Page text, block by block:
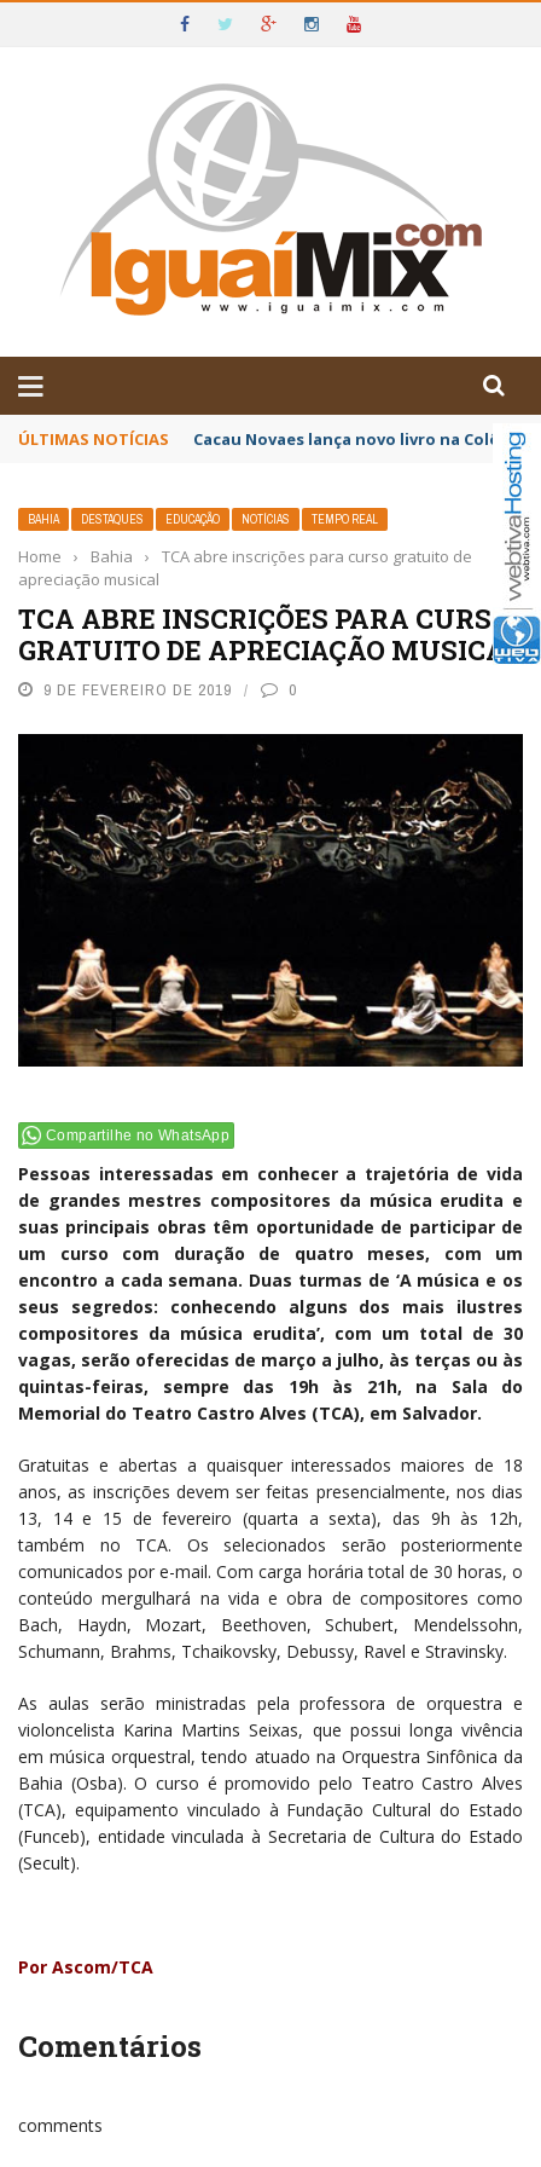
IGUAÍ E SUDOESTE DA BAHIA
ÚLTIMAS NOTÍCIAS Poetas baianos representam o Brasil no
BAHIA DESTAQUES EDUCAÇÃO NOTÍCIAS TEMPO REAL
Home › Bahia ›
TCA abre inscrições para curso gratuito de
apreciação musical
TCA ABRE INSCRIÇÕES PARA CURSO
GRATUITO DE APRECIAÇÃO MUSICAL
9 DE FEVEREIRO DE 2019 0
Compartilhe no WhatsApp
Pessoas interessadas em conhecer a trajetória de vida
de grandes mestres compositores da música erudita e
suas principais obras têm oportunidade de participar de
um curso com duração de quatro meses, com um
encontro a cada semana. Duas turmas de ‘A música e os
seus segredos: conhecendo alguns dos mais ilustres
compositores da música erudita’, com um total de 30
vagas, serão oferecidas de março a julho, às terças ou às
quintas-feiras, sempre das 19h às 21h, na Sala do
Memorial do Teatro Castro Alves (TCA), em Salvador.
Gratuitas e abertas a quaisquer interessados maiores de 18
anos, as inscrições devem ser feitas presencialmente, nos dias
13, 14 e 15 de fevereiro (quarta a sexta), das 9h às 12h,
também no TCA. Os selecionados serão posteriormente
comunicados por e-mail. Com carga horária total de 30 horas, o
conteúdo mergulhará na vida e obra de compositores como
Bach, Haydn, Mozart, Beethoven, Schubert, Mendelssohn,
Schumann, Brahms, Tchaikovsky, Debussy, Ravel e Stravinsky.
As aulas serão ministradas pela professora de orquestra e
violoncelista Karina Martins Seixas, que possui longa vivência
em música orquestral, tendo atuado na Orquestra Sinfônica da
Bahia (Osba). O curso é promovido pelo Teatro Castro Alves
(TCA), equipamento vinculado à Fundação Cultural do Estado
(Funceb), entidade vinculada à Secretaria de Cultura do Estado
(Secult).
Por Ascom/TCA
Comentários
comments